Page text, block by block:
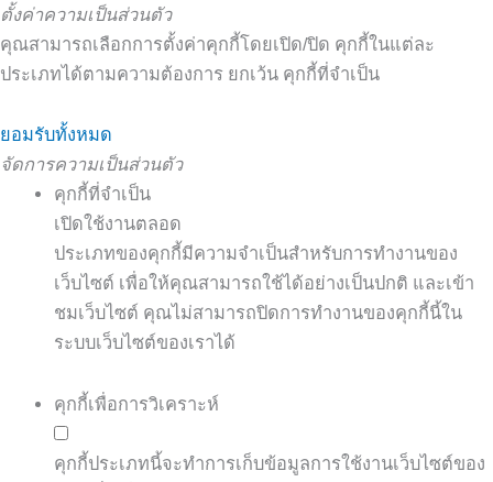
ตั้งค่าความเป็นส่วนตัว
คุณสามารถเลือกการตั้งค่าคุกกี้โดยเปิด/ปิด คุกกี้ในแต่ละ
ประเภทได้ตามความต้องการ ยกเว้น คุกกี้ที่จำเป็น
ยอมรับทั้งหมด
จัดการความเป็นส่วนตัว
คุกกี้ที่จำเป็น
เปิดใช้งานตลอด
ประเภทของคุกกี้มีความจำเป็นสำหรับการทำงานของ
เว็บไซต์ เพื่อให้คุณสามารถใช้ได้อย่างเป็นปกติ และเข้า
ชมเว็บไซต์ คุณไม่สามารถปิดการทำงานของคุกกี้นี้ใน
ระบบเว็บไซต์ของเราได้
คุกกี้เพื่อการวิเคราะห์
คุกกี้ประเภทนี้จะทำการเก็บข้อมูลการใช้งานเว็บไซต์ของ